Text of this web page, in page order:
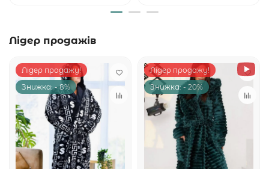
Лідер продажів
Лідер продажу!
Знижка: - 8%
Лідер продажу!
Знижка: - 20%